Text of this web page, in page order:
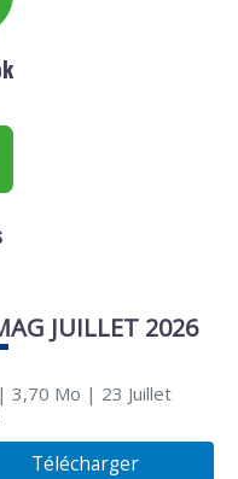
JUILLET 2026
Mo | 23 Juillet
Télécharger